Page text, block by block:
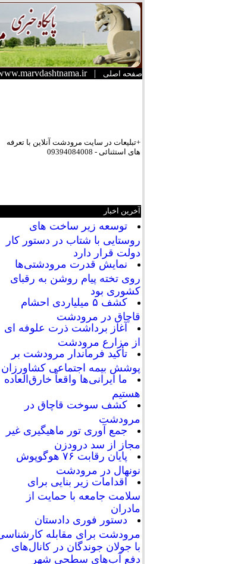
صفحه اصلی |
+تبلیعات در سایت مرودشت آنلاین با تعرفه
های استثنائی - 09394084008
آخرین اخبار
توسعه زیر ساخت های
روستایی با شتاب در دستور کار
دولت قرار دارد
نمایش قدرت مرودشتی‌ها
روی تخته پیام روشن به رقبای
کشوری بود
کشف ۵ میلیاردی احشام
قاچاق در مرودشت
آغاز برداشت ذرت علوفه ای
از مزارع مرودشت
تأکید فرماندار مرودشت بر
پوشش بیمه اجتماعی کشاورزان
ما ایرانی‌ها واقعاً خارق‌العاده
هستیم
کشف سوخت قاچاق در
مرودشت
جمع آوری تور ماهیگیری غیر
مجاز از سد درودزن
پایان رقابت‌ ۷۶ هوگوپوش
نونهال در مرودشت
اقدامات زیر بنایی برای
سلامت جامعه با حمایت از
مادران
دستور فوری دادستان
مرودشت برای مقابله
با جولان جوندگان در کانال‌های
دفع آب‌های سطحی شهر